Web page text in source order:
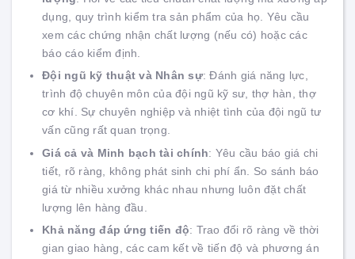
dụng, quy trình kiểm tra sản phẩm của họ. Yêu cầu
xem các chứng nhận chất lượng (nếu có) hoặc các
báo cáo kiểm định.
Đội ngũ kỹ thuật và Nhân sự: Đánh giá năng lực,
trình độ chuyên môn của đội ngũ kỹ sư, thợ hàn, thợ
cơ khí. Sự chuyên nghiệp và nhiệt tình của đội ngũ tư
vấn cũng rất quan trọng.
Giá cả và Minh bạch tài chính: Yêu cầu báo giá chi
tiết, rõ ràng, không phát sinh chi phí ẩn. So sánh báo
giá từ nhiều xưởng khác nhau nhưng luôn đặt chất
lượng lên hàng đầu.
Khả năng đáp ứng tiến độ: Trao đổi rõ ràng về thời
gian giao hàng, các cam kết về tiến độ và phương án